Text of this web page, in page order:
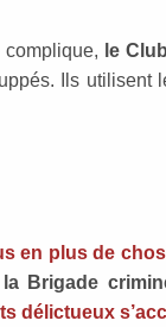
le
Ils utilisent
en plus de
la Brigade
délictueux